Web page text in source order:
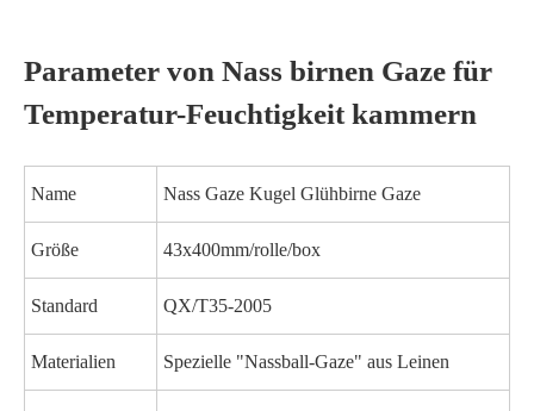
Parameter von Nass birnen Gaze für
Temperatur-Feuchtigkeit kammern
Name Nass Gaze Kugel Glühbirne Gaze
Größe 43x400mm/rolle/box
Standard QX/T35-2005
Materialien Spezielle "Nassball-Gaze" aus Leinen